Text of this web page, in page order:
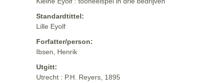
Standardtittel:
Lille Eyolf
Forfatter/person:
Ibsen, Henrik
Utgitt:
Utrecht : P.H. Reyers, 1895